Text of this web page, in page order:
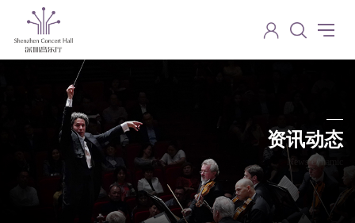
资讯动态
News dynamic